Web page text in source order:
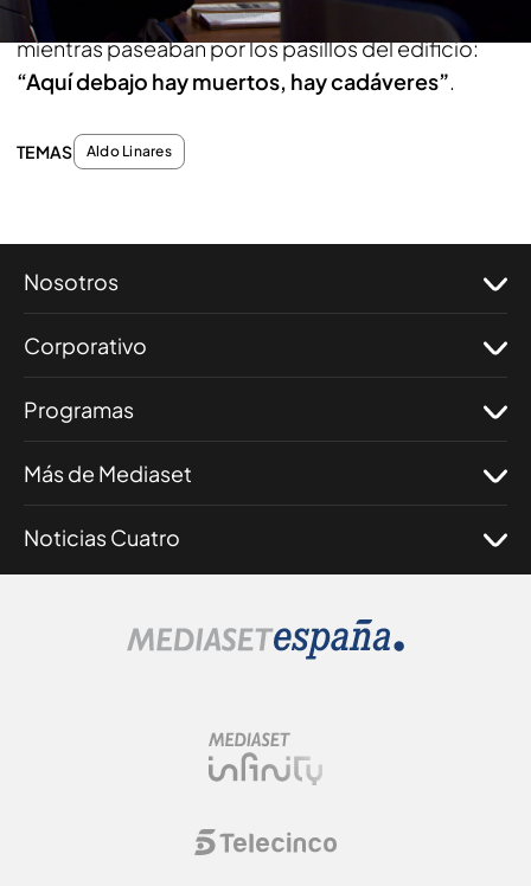
bien”. Nuestro sensitivo no ha tenido dudas
mientras paseaban por los pasillos del edificio:
“Aquí debajo hay muertos, hay cadáveres”.
TEMAS Aldo Linares
Nosotros
Corporativo
Programas
Más de Mediaset
Noticias Cuatro